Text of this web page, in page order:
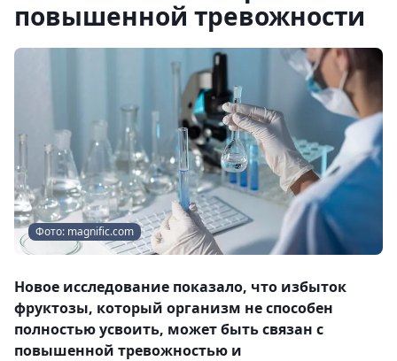
повышенной тревожности
Фото: magnific.com
Новое исследование показало, что избыток
фруктозы, который организм не способен
полностью усвоить, может быть связан с
повышенной тревожностью и